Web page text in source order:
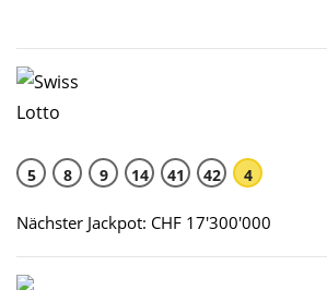
5 8 9 14 41 42 4
Nächster Jackpot: CHF 17'300'000